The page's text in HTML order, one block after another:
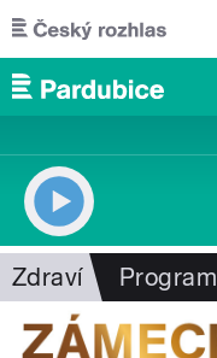
Přejít k hlavnímu obsahu
Zdraví Program